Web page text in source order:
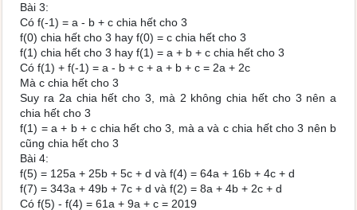
Bài 3:
Có f(-1) = a - b + c chia hết cho 3
f(0) chia hết cho 3 hay f(0) = c chia hết cho 3
f(1) chia hết cho 3 hay f(1) = a + b + c chia hết cho 3
Có f(1) + f(-1) = a - b + c + a + b + c = 2a + 2c
Mà c chia hết cho 3
Suy ra 2a chia hết cho 3, mà 2 không chia hết cho 3 nên a
chia hết cho 3
f(1) = a + b + c chia hết cho 3, mà a và c chia hết cho 3 nên b
cũng chia hết cho 3
Bài 4:
f(5) = 125a + 25b + 5c + d và f(4) = 64a + 16b + 4c + d
f(7) = 343a + 49b + 7c + d và f(2) = 8a + 4b + 2c + d
Có f(5) - f(4) = 61a + 9a + c = 2019